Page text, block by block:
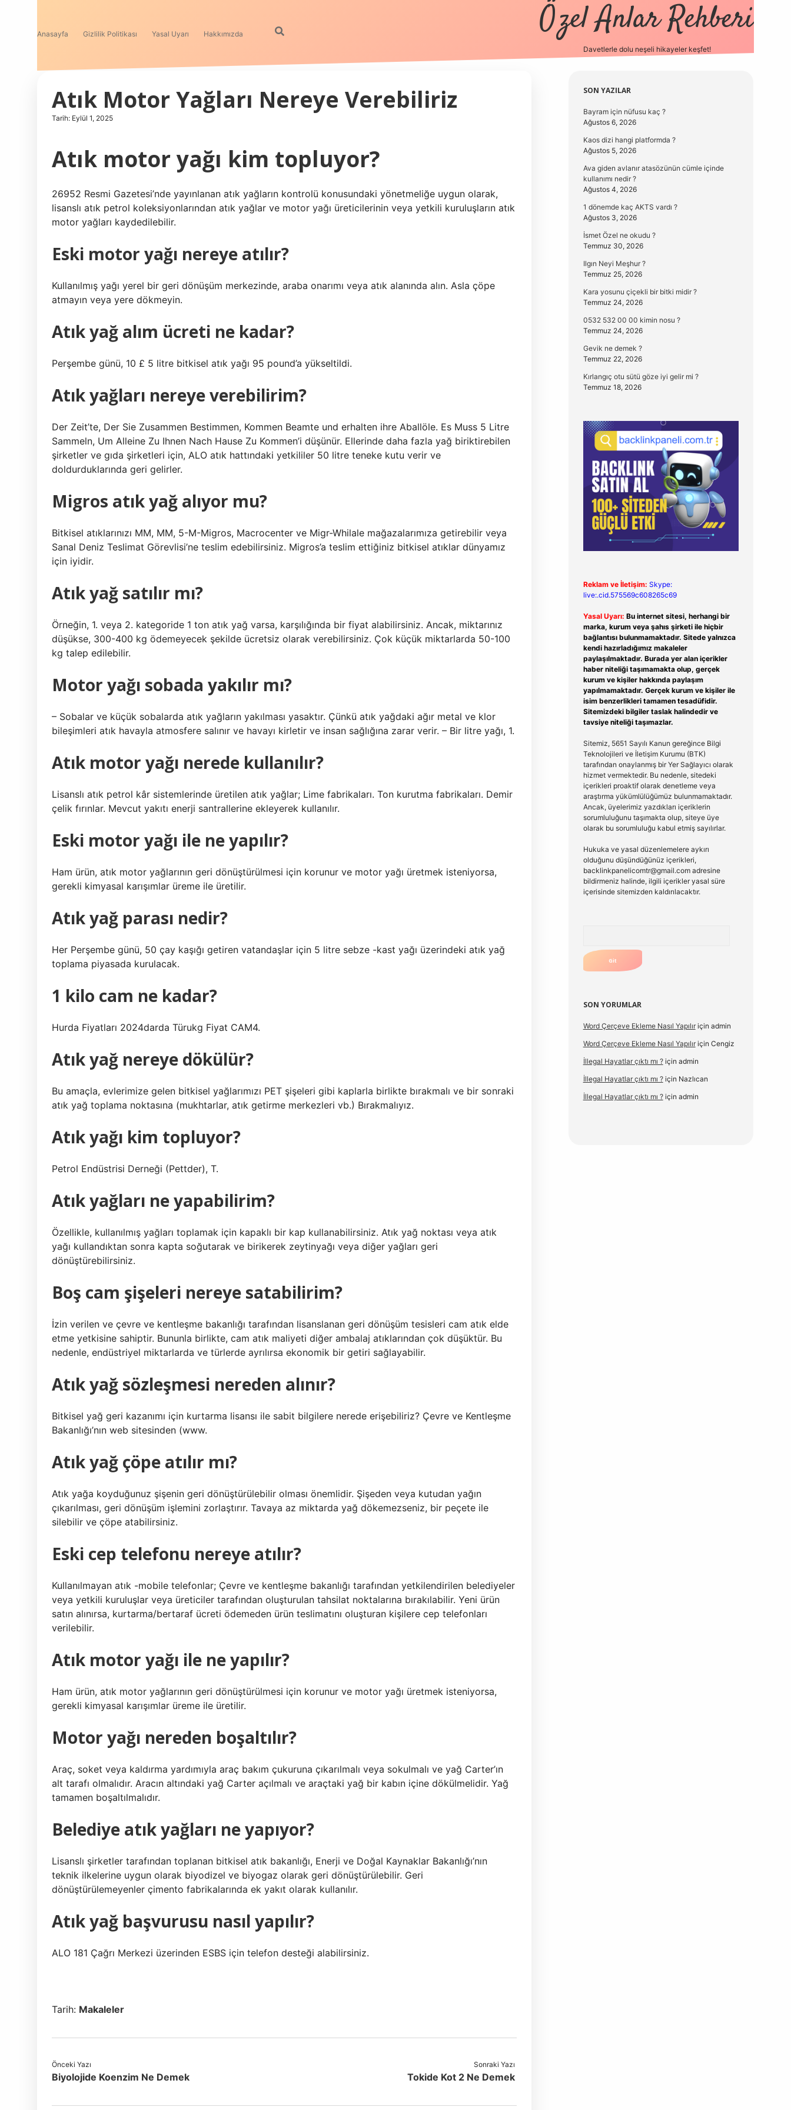
Anasayfa Gizlilik Politikası Yasal Uyarı Hakkımızda Özel Anlar Rehberi
Davetlerle dolu neşeli hikayeler keşfet!
Atık Motor Yağları Nereye Verebiliriz
Tarih: Eylül 1, 2025
Atık motor yağı kim topluyor?
26952 Resmi Gazetesi’nde yayınlanan atık yağların kontrolü konusundaki yönetmeliğe uygun olarak,
lisanslı atık petrol koleksiyonlarından atık yağlar ve motor yağı üreticilerinin veya yetkili kuruluşların atık
motor yağları kaydedilebilir.
Eski motor yağı nereye atılır?
Kullanılmış yağı yerel bir geri dönüşüm merkezinde, araba onarımı veya atık alanında alın. Asla çöpe
atmayın veya yere dökmeyin.
Atık yağ alım ücreti ne kadar?
Perşembe günü, 10 £ 5 litre bitkisel atık yağı 95 pound’a yükseltildi.
Atık yağları nereye verebilirim?
Der Zeit’te, Der Sie Zusammen Bestimmen, Kommen Beamte und erhalten ihre Aballöle. Es Muss 5 Litre
Sammeln, Um Alleine Zu Ihnen Nach Hause Zu Kommen’i düşünür. Ellerinde daha fazla yağ biriktirebilen
şirketler ve gıda şirketleri için, ALO atık hattındaki yetkililer 50 litre teneke kutu verir ve
doldurduklarında geri gelirler.
Migros atık yağ alıyor mu?
Bitkisel atıklarınızı MM, MM, 5-M-Migros, Macrocenter ve Migr-Whilale mağazalarımıza getirebilir veya
Sanal Deniz Teslimat Görevlisi’ne teslim edebilirsiniz. Migros’a teslim ettiğiniz bitkisel atıklar dünyamız
için iyidir.
Atık yağ satılır mı?
Örneğin, 1. veya 2. kategoride 1 ton atık yağ varsa, karşılığında bir fiyat alabilirsiniz. Ancak, miktarınız
düşükse, 300-400 kg ödemeyecek şekilde ücretsiz olarak verebilirsiniz. Çok küçük miktarlarda 50-100
kg talep edilebilir.
Motor yağı sobada yakılır mı?
– Sobalar ve küçük sobalarda atık yağların yakılması yasaktır. Çünkü atık yağdaki ağır metal ve klor
bileşimleri atık havayla atmosfere salınır ve havayı kirletir ve insan sağlığına zarar verir. – Bir litre yağı, 1.
Atık motor yağı nerede kullanılır?
Lisanslı atık petrol kâr sistemlerinde üretilen atık yağlar; Lime fabrikaları. Ton kurutma fabrikaları. Demir
çelik fırınlar. Mevcut yakıtı enerji santrallerine ekleyerek kullanılır.
Eski motor yağı ile ne yapılır?
Ham ürün, atık motor yağlarının geri dönüştürülmesi için korunur ve motor yağı üretmek isteniyorsa,
gerekli kimyasal karışımlar üreme ile üretilir.
Atık yağ parası nedir?
Her Perşembe günü, 50 çay kaşığı getiren vatandaşlar için 5 litre sebze -kast yağı üzerindeki atık yağ
toplama piyasada kurulacak.
1 kilo cam ne kadar?
Hurda Fiyatları 2024darda Türukg Fiyat CAM4.
Atık yağ nereye dökülür?
Bu amaçla, evlerimize gelen bitkisel yağlarımızı PET şişeleri gibi kaplarla birlikte bırakmalı ve bir sonraki
atık yağ toplama noktasına (mukhtarlar, atık getirme merkezleri vb.) Bırakmalıyız.
Atık yağı kim topluyor?
Petrol Endüstrisi Derneği (Pettder), T.
Atık yağları ne yapabilirim?
Özellikle, kullanılmış yağları toplamak için kapaklı bir kap kullanabilirsiniz. Atık yağ noktası veya atık
yağı kullandıktan sonra kapta soğutarak ve birikerek zeytinyağı veya diğer yağları geri
dönüştürebilirsiniz.
Boş cam şişeleri nereye satabilirim?
İzin verilen ve çevre ve kentleşme bakanlığı tarafından lisanslanan geri dönüşüm tesisleri cam atık elde
etme yetkisine sahiptir. Bununla birlikte, cam atık maliyeti diğer ambalaj atıklarından çok düşüktür. Bu
nedenle, endüstriyel miktarlarda ve türlerde ayrılırsa ekonomik bir getiri sağlayabilir.
Atık yağ sözleşmesi nereden alınır?
Bitkisel yağ geri kazanımı için kurtarma lisansı ile sabit bilgilere nerede erişebiliriz? Çevre ve Kentleşme
Bakanlığı’nın web sitesinden (www.
Atık yağ çöpe atılır mı?
Atık yağa koyduğunuz şişenin geri dönüştürülebilir olması önemlidir. Şişeden veya kutudan yağın
çıkarılması, geri dönüşüm işlemini zorlaştırır. Tavaya az miktarda yağ dökemezseniz, bir peçete ile
silebilir ve çöpe atabilirsiniz.
Eski cep telefonu nereye atılır?
Kullanılmayan atık -mobile telefonlar; Çevre ve kentleşme bakanlığı tarafından yetkilendirilen belediyeler
veya yetkili kuruluşlar veya üreticiler tarafından oluşturulan tahsilat noktalarına bırakılabilir. Yeni ürün
satın alınırsa, kurtarma/bertaraf ücreti ödemeden ürün teslimatını oluşturan kişilere cep telefonları
verilebilir.
Atık motor yağı ile ne yapılır?
Ham ürün, atık motor yağlarının geri dönüştürülmesi için korunur ve motor yağı üretmek isteniyorsa,
gerekli kimyasal karışımlar üreme ile üretilir.
Motor yağı nereden boşaltılır?
Araç, soket veya kaldırma yardımıyla araç bakım çukuruna çıkarılmalı veya sokulmalı ve yağ Carter’ın
alt tarafı olmalıdır. Aracın altındaki yağ Carter açılmalı ve araçtaki yağ bir kabın içine dökülmelidir. Yağ
tamamen boşaltılmalıdır.
Belediye atık yağları ne yapıyor?
Lisanslı şirketler tarafından toplanan bitkisel atık bakanlığı, Enerji ve Doğal Kaynaklar Bakanlığı’nın
teknik ilkelerine uygun olarak biyodizel ve biyogaz olarak geri dönüştürülebilir. Geri
dönüştürülemeyenler çimento fabrikalarında ek yakıt olarak kullanılır.
Atık yağ başvurusu nasıl yapılır?
ALO 181 Çağrı Merkezi üzerinden ESBS için telefon desteği alabilirsiniz.
Tarih: Makaleler
Önceki Yazı
Biyolojide Koenzim Ne Demek
Sonraki Yazı
Tokide Kot 2 Ne Demek
Sidebar
SON YAZILAR
Bayram için nüfusu kaç ?
Ağustos 6, 2026
Kaos dizi hangi platformda ?
Ağustos 5, 2026
Ava giden avlanır atasözünün cümle içinde
kullanımı nedir ?
Ağustos 4, 2026
1 dönemde kaç AKTS vardı ?
Ağustos 3, 2026
İsmet Özel ne okudu ?
Temmuz 30, 2026
Ilgın Neyi Meşhur ?
Temmuz 25, 2026
Kara yosunu çiçekli bir bitki midir ?
Temmuz 24, 2026
0532 532 00 00 kimin nosu ?
Temmuz 24, 2026
Gevik ne demek ?
Temmuz 22, 2026
Kırlangıç otu sütü göze iyi gelir mi ?
Temmuz 18, 2026
Reklam ve İletişim: Skype:
live:.cid.575569c608265c69
Yasal Uyarı: Bu internet sitesi, herhangi bir
marka, kurum veya şahıs şirketi ile hiçbir
bağlantısı bulunmamaktadır. Sitede yalnızca
kendi hazırladığımız makaleler
paylaşılmaktadır. Burada yer alan içerikler
haber niteliği taşımamakta olup, gerçek
kurum ve kişiler hakkında paylaşım
yapılmamaktadır. Gerçek kurum ve kişiler ile
isim benzerlikleri tamamen tesadüfidir.
Sitemizdeki bilgiler taslak halindedir ve
tavsiye niteliği taşımazlar.
Sitemiz, 5651 Sayılı Kanun gereğince Bilgi
Teknolojileri ve İletişim Kurumu (BTK)
tarafından onaylanmış bir Yer Sağlayıcı olarak
hizmet vermektedir. Bu nedenle, sitedeki
içerikleri proaktif olarak denetleme veya
araştırma yükümlülüğümüz bulunmamaktadır.
Ancak, üyelerimiz yazdıkları içeriklerin
sorumluluğunu taşımakta olup, siteye üye
olarak bu sorumluluğu kabul etmiş sayılırlar.
Hukuka ve yasal düzenlemelere aykırı
olduğunu düşündüğünüz içerikleri,
backlinkpanelicomtr@gmail.comadresine
bildirmeniz halinde, ilgili içerikler yasal süre
içerisinde sitemizden kaldırılacaktır.
SON YORUMLAR
Word Çerçeve Ekleme Nasıl Yapılıriçin admin
Word Çerçeve Ekleme Nasıl Yapılıriçin Cengiz
İllegal Hayatlar çıktı mı ?için admin
İllegal Hayatlar çıktı mı ?için Nazlıcan
İllegal Hayatlar çıktı mı ?için admin